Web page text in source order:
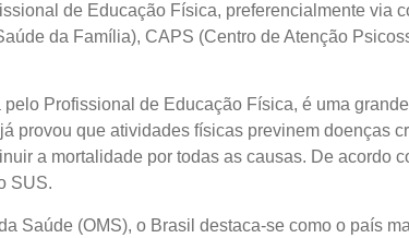
de Educação Física, preferencialmente via
da Família), CAPS (Centro de Atenção
Profissional de Educação Física, é uma
provou que atividades físicas previnem doenças
a mortalidade por todas as causas. De acordo
SUS.
Saúde (OMS), o Brasil destaca-se como o país